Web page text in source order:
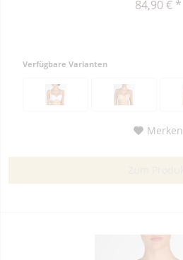
84,90 € *
Verfügbare Varianten
Merken